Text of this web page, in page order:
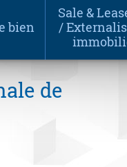
bien
Sale &
/
de